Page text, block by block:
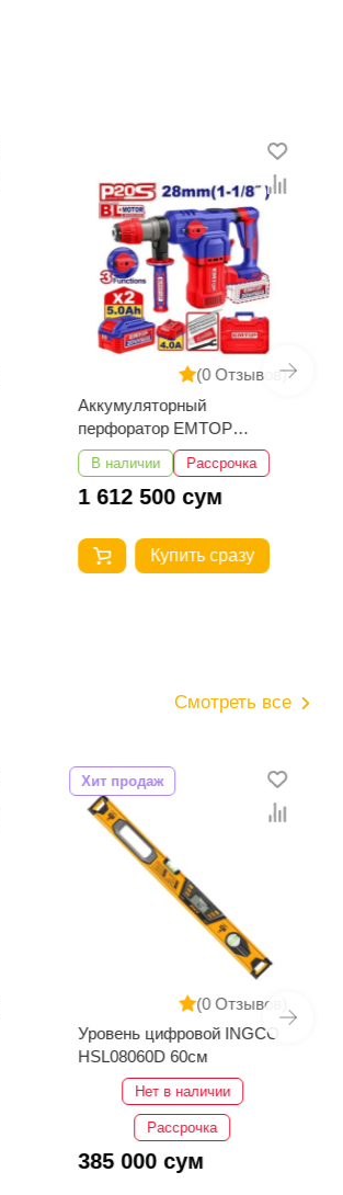
(0 Отзывов)
Аккумуляторный
перфоратор EMTOP
ELRH202862
В наличии Рассрочка
1 612 500 сум
Купить сразу
Смотреть все
(0 Отзывов)
Хит продаж
Уровень цифровой INGCO
HSL08060D 60см
Нет в наличии
Рассрочка
385 000 сум